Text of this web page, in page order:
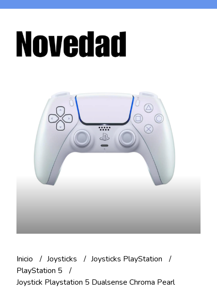
Inicio Joysticks
Joysticks PlayStation
PlayStation 5
Joystick Playstation 5 Dualsense Chroma Pearl